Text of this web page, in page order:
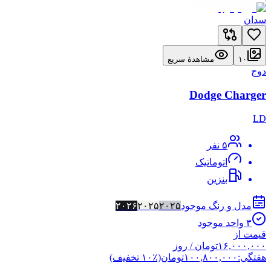
سدان
۱۰ مشاهدهٔ سریع
دوج
Dodge Charger
LD
۵ نفر
اتوماتیک
بنزین
مدل و رنگ موجود ۲۰۲۶۲۰۲۵۲۰۲۵
۳ واحد موجود
قیمت از
۱۶,۰۰۰,۰۰۰تومان / روز
هفتگی: ۱۰۰,۸۰۰,۰۰۰تومان(٪ ۱۰ تخفیف)